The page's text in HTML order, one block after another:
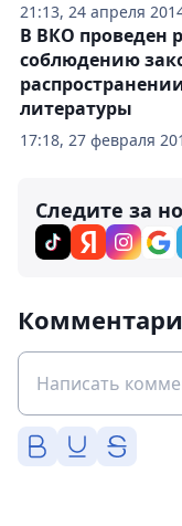
21:13, 24 апреля
17:18, 27 февраля
В ВКО проведен
соблюдению
литературы
Следите за